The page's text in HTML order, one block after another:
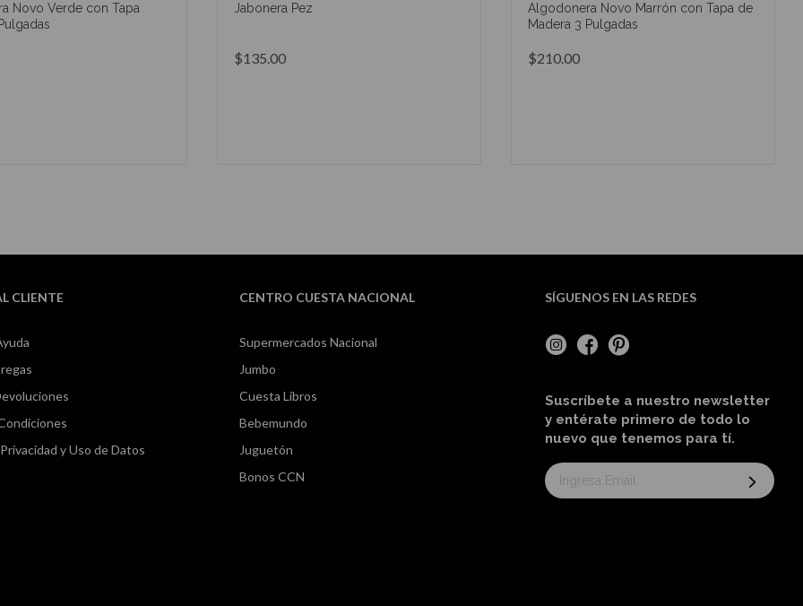
Novo Verde con Tapa
Jabonera Pez
$135.00
Algodonera Novo Marrón con Tapa de
Madera 3 Pulgadas
$210.00
CLIENTE
y Uso de Datos
CENTRO CUESTA NACIONAL
Supermercados Nacional
Jumbo
Cuesta Libros
Bebemundo
Juguetón
Bonos CCN
SÍGUENOS EN LAS REDES
Suscríbete a nuestro newsletter
y entérate primero de todo lo
nuevo que tenemos para tí.
Suscríbase
al